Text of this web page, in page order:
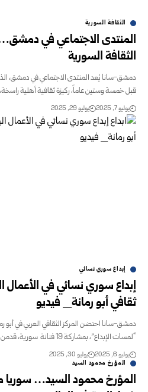
الثقافة السورية
المنتدى الاجتماعي في
الثقافة السورية
دمشق-سانا يُعد المنتدى الاجتماعي في دمشق،
قبل خمسة وستين عاماً، ركيزة ثقافية أهلية
يوليو 7, 2025 يوليو 29, 2025
إبداع سوري نسائي
إبداع سوري نسائي في
ثقافي أبو رمانة_ فيديو
دمشق-سانا احتضن المركز الثقافي العربي في
“لمسات الإبداع”، بمشاركة 19 فنانة سورية، قدمن أعمالاً يدوية…
يوليو 6, 2025 يوليو 30, 2025
المؤرخ محمود السيد
المؤرخ محمود السيد…